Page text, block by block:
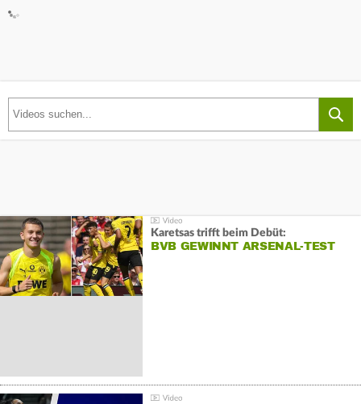
Karetsas trifft beim Debüt:
BVB GEWINNT ARSENAL-TEST